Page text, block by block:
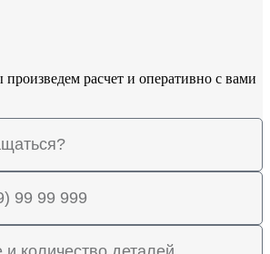
произведем расчет и оперативно с вами